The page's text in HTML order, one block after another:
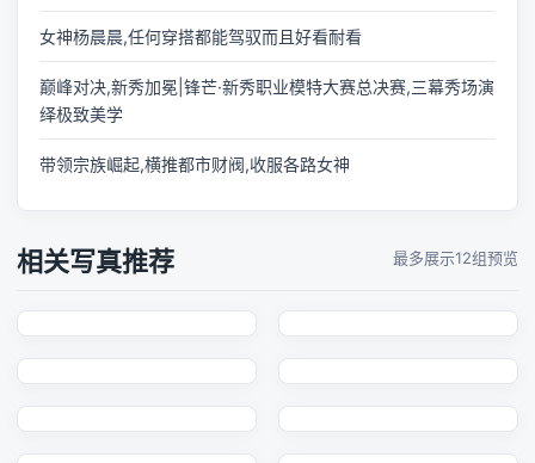
女神杨晨晨,任何穿搭都能驾驭而且好看耐看
巅峰对决,新秀加冕|锋芒·新秀职业模特大赛总决赛,三幕秀场演
绎极致美学
带领宗族崛起,横推都市财阀,收服各路女神
相关写真推荐 最多展示12组预览